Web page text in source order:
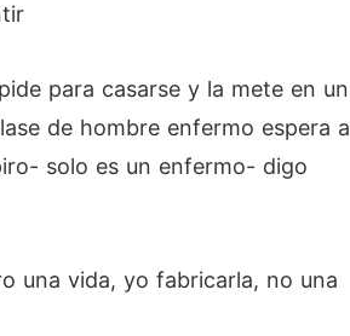
para casarse y la mete en un
de hombre enfermo espera a
solo es un enfermo- digo
una vida, yo fabricarla, no una